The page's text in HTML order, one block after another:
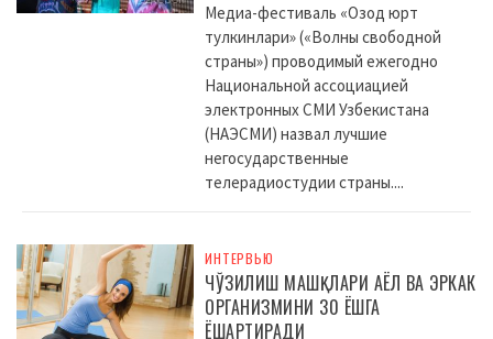
Медиа-фестиваль «Озод юрт
тулкинлари» («Волны свободной
страны») проводимый ежегодно
Национальной ассоциацией
электронных СМИ Узбекистана
(НАЭСМИ) назвал лучшие
негосударственные
телерадиостудии страны....
ИНТЕРВЬЮ
ЧЎЗИЛИШ МАШҚЛАРИ АЁЛ ВА ЭРКАК
ОРГАНИЗМИНИ 30 ЁШГА
ЁШАРТИРАДИ